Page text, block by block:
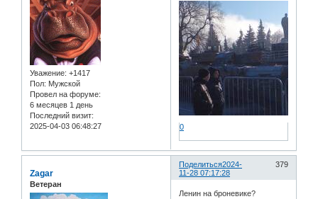
Уважение: +1417
Пол: Мужской
Провел на форуме:
6 месяцев 1 день
Последний визит:
2025-04-03 06:48:27
0
Поделиться 379
2024-
11-28 07:17:28
Zagar
Ветеран
Ленин на броневике?